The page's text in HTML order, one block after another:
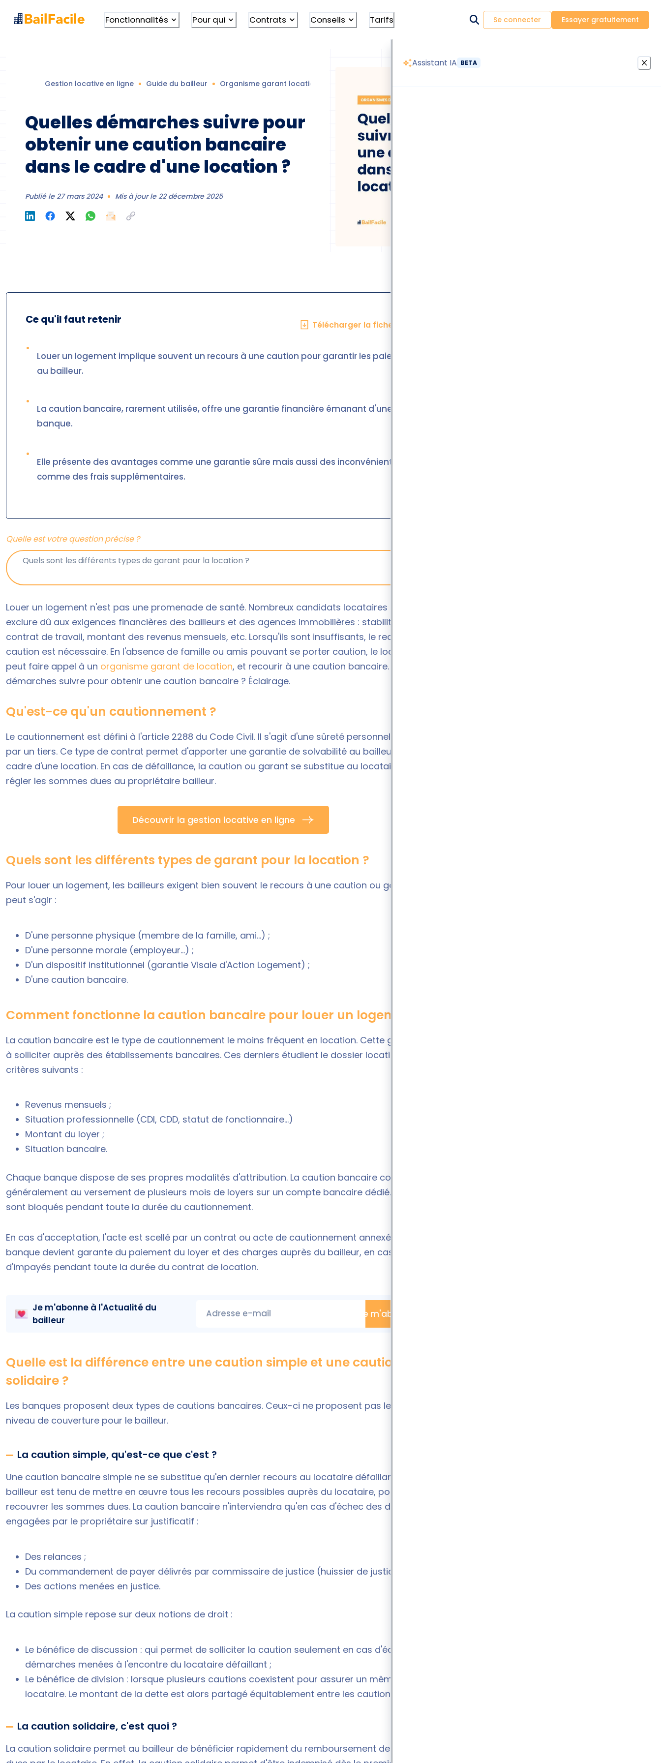
Assistant IA BETA
Fonctionnalités Pour qui Contrats Conseils Tarifs Se connecter Essayer gratuitement
Gestion locative en ligne Guide du bailleur Organisme garant location
Quelles démarches suivre pour
obtenir une caution bancaire
dans le cadre d'une location ?
Publié le 27 mars 2024 Mis à jour le 22 décembre 2025
Ce qu'il faut retenir
•
Louer un logement implique souvent un recours à une caution pour garantir les paiements
au bailleur.
•
La caution bancaire, rarement utilisée, offre une garantie financière émanant d'une
banque.
•
Elle présente des avantages comme une garantie sûre mais aussi des inconvénients
comme des frais supplémentaires.
Télécharger la fiche en PDF
Quelle est votre question précise ?
Louer un logement n'est pas une promenade de santé. Nombreux candidats locataires se font
exclure dû aux exigences financières des bailleurs et des agences immobilières : stabilité du
contrat de travail, montant des revenus mensuels, etc. Lorsqu'ils sont insuffisants, le recours à une
caution est nécessaire. En l'absence de famille ou amis pouvant se porter caution, le locataire
peut faire appel à un organisme garant de location, et recourir à une caution bancaire. Quelles
démarches suivre pour obtenir une caution bancaire ? Éclairage.
Qu'est-ce qu'un cautionnement ?
Le cautionnement est défini à l'article 2288 du Code Civil. Il s'agit d'une sûreté personnelle assurée
par un tiers. Ce type de contrat permet d'apporter une garantie de solvabilité au bailleur, dans le
cadre d'une location. En cas de défaillance, la caution ou garant se substitue au locataire pour
régler les sommes dues au propriétaire bailleur.
Découvrir la gestion locative en ligne
Quels sont les différents types de garant pour la location ?
Pour louer un logement, les bailleurs exigent bien souvent le recours à une caution ou garant. Il
peut s'agir :
D'une personne physique (membre de la famille, ami...) ;
D'une personne morale (employeur...) ;
D'un dispositif institutionnel (garantie Visale d'Action Logement) ;
D'une caution bancaire.
Comment fonctionne la caution bancaire pour louer un logement ?
La caution bancaire est le type de cautionnement le moins fréquent en location. Cette garantie est
à solliciter auprès des établissements bancaires. Ces derniers étudient le dossier locatif selon les
critères suivants :
Revenus mensuels ;
Situation professionnelle (CDI, CDD, statut de fonctionnaire...)
Montant du loyer ;
Situation bancaire.
Chaque banque dispose de ses propres modalités d'attribution. La caution bancaire consiste
généralement au versement de plusieurs mois de loyers sur un compte bancaire dédié. Les fonds
sont bloqués pendant toute la durée du cautionnement.
En cas d'acceptation, l'acte est scellé par un contrat ou acte de cautionnement annexé au bail. La
banque devient garante du paiement du loyer et des charges auprès du bailleur, en cas
d'impayés pendant toute la durée du contrat de location.
Je m'abonne à l'Actualité du
bailleur
Adresse e-mail Je m'abonne
Quelle est la différence entre une caution simple et une caution
solidaire ?
Les banques proposent deux types de cautions bancaires. Ceux-ci ne proposent pas le même
niveau de couverture pour le bailleur.
La caution simple, qu'est-ce que c'est ?
Une caution bancaire simple ne se substitue qu'en dernier recours au locataire défaillant. Le
bailleur est tenu de mettre en œuvre tous les recours possibles auprès du locataire, pour
recouvrer les sommes dues. La caution bancaire n'interviendra qu'en cas d'échec des démarches
engagées par le propriétaire sur justificatif :
Des relances ;
Du commandement de payer délivrés par commissaire de justice (huissier de justice) ;
Des actions menées en justice.
La caution simple repose sur deux notions de droit :
Le bénéfice de discussion : qui permet de solliciter la caution seulement en cas d'échec des
démarches menées à l'encontre du locataire défaillant ;
Le bénéfice de division : lorsque plusieurs cautions coexistent pour assurer un même
locataire. Le montant de la dette est alors partagé équitablement entre les cautions.
La caution solidaire, c'est quoi ?
La caution solidaire permet au bailleur de bénéficier rapidement du remboursement des sommes